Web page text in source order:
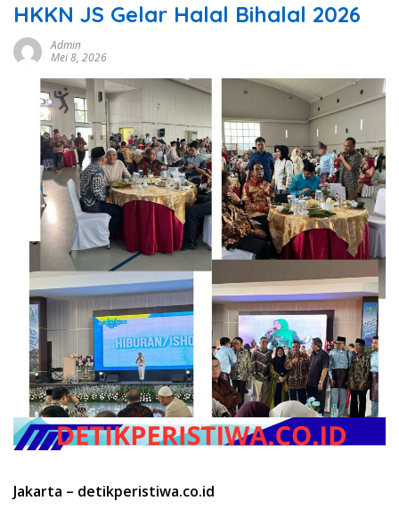
HKKN JS Gelar Halal Bihalal 2026
Admin
Mei 8, 2026
Jakarta – detikperistiwa.co.id